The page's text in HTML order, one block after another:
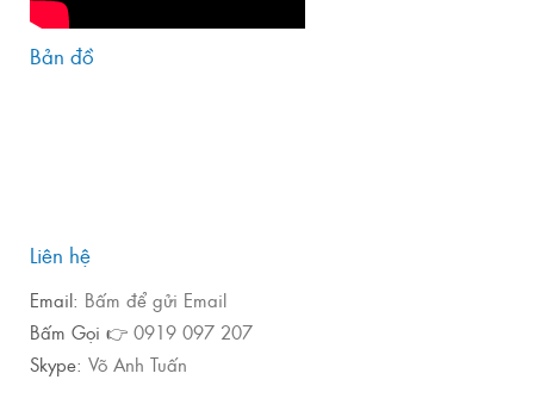
Bản đồ
Liên hệ
Email: Bấm để gửi Email
Bấm Gọi 👉 0919 097 207
Skype: Võ Anh Tuấn